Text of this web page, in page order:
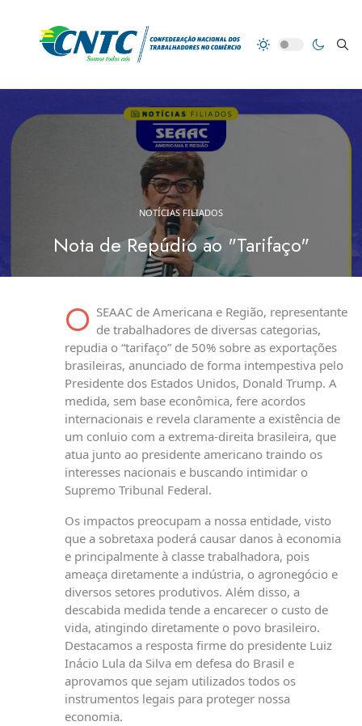
NOTÍCIAS FILIADOS
Nota de Repúdio ao "Tarifaço"
O SEAAC de Americana e Região, representante
de trabalhadores de diversas categorias,
repudia o “tarifaço” de 50% sobre as exportações
brasileiras, anunciado de forma intempestiva pelo
Presidente dos Estados Unidos, Donald Trump. A
medida, sem base econômica, fere acordos
internacionais e revela claramente a existência de
um conluio com a extrema-direita brasileira, que
atua junto ao presidente americano traindo os
interesses nacionais e buscando intimidar o
Supremo Tribunal Federal.
Os impactos preocupam a nossa entidade, visto
que a sobretaxa poderá causar danos à economia
e principalmente à classe trabalhadora, pois
ameaça diretamente a indústria, o agronegócio e
diversos setores produtivos. Além disso, a
descabida medida tende a encarecer o custo de
vida, atingindo diretamente o povo brasileiro.
Destacamos a resposta firme do presidente Luiz
Inácio Lula da Silva em defesa do Brasil e
aprovamos que sejam utilizados todos os
instrumentos legais para proteger nossa
economia.